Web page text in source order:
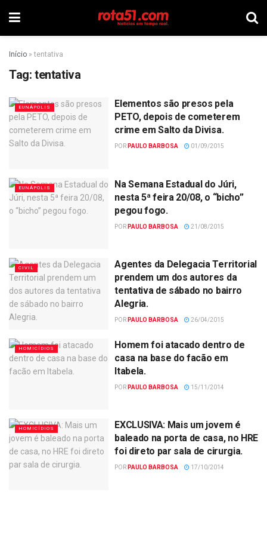
Início »tentativa
Tag: tentativa
EUNÁPOLIS
Elementos são presos pela
PETO, depois de cometerem
crime em Salto da Divisa.
POR PAULO BARBOSA 01/09/2015
EUNÁPOLIS
Na Semana Estadual do Júri,
nesta 5ª feira 20/08, o “bicho”
pegou fogo.
POR PAULO BARBOSA 21/08/2015
CIVIL
Agentes da Delegacia Territorial
prendem um dos autores da
tentativa de sábado no bairro
Alegria.
POR PAULO BARBOSA 26/04/2015
HOMICÍDIOS
Homem foi atacado dentro de
casa na base do facão em
Itabela.
POR PAULO BARBOSA 15/11/2014
HOMICÍDIOS
EXCLUSIVA: Mais um jovem é
baleado na porta de casa, no HRE
foi direto par sala de cirurgia.
POR PAULO BARBOSA 17/10/2014